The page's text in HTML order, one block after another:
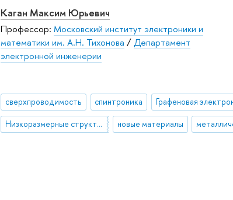
Каган Максим Юрьевич
Профессор: Московский институт электроники и
математики им. А.Н. Тихонова /Департамент
электронной инженерии
сверхпроводимость спинтроника Графеновая
Низкоразмерные структуры и нанокомпозиты новые материалы